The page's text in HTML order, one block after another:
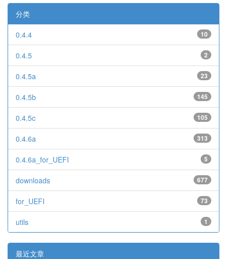
分类
10
0.4.4
2
0.4.5
23
0.4.5a
145
0.4.5b
105
0.4.5c
313
0.4.6a
5
0.4.6a_for_UEFI
677
downloads
73
for_UEFI
1
utils
最近文章